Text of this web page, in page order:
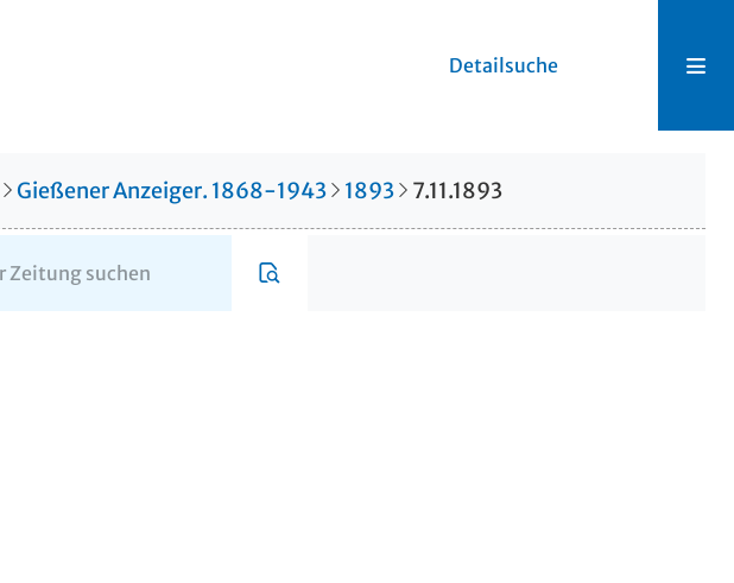
Detailsuche
Gießener Anzeiger. 1868-1943 1893 7.11.1893